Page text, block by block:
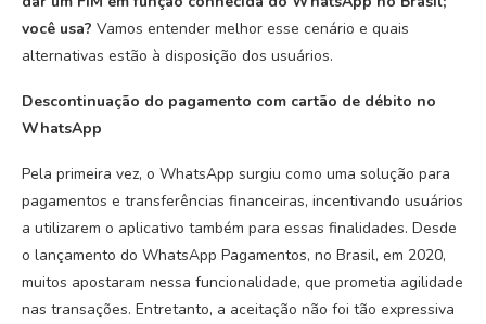
você usa? Vamos entender melhor esse cenário e quais
alternativas estão à disposição dos usuários.
Descontinuação do pagamento com cartão de débito no
WhatsApp
Pela primeira vez, o WhatsApp surgiu como uma solução para
pagamentos e transferências financeiras, incentivando usuários
a utilizarem o aplicativo também para essas finalidades. Desde
o lançamento do WhatsApp Pagamentos, no Brasil, em 2020,
muitos apostaram nessa funcionalidade, que prometia agilidade
nas transações. Entretanto, a aceitação não foi tão expressiva